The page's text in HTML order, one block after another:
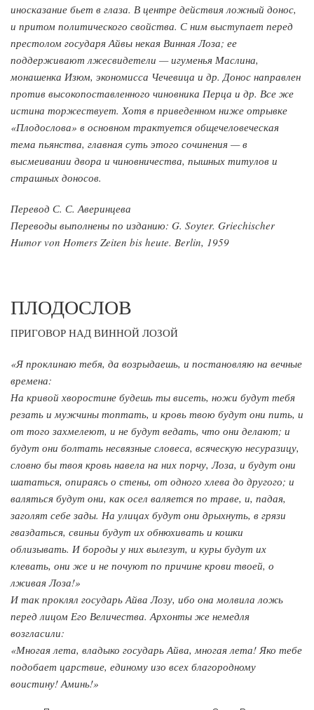
иносказание бьет в глаза. В центре действия ложный донос,
и притом политического свойства. С ним выступает перед
престолом государя Айвы некая Винная Лоза; ее
поддерживают лжесвидетели — игуменья Маслина,
монашенка Изюм, экономисса Чечевица и др. Донос направлен
против высокопоставленного чиновника Перца и др. Все же
истина торжествует. Хотя в приведенном ниже отрывке
«Плодослова» в основном трактуется общечеловеческая
тема пьянства, главная суть этого сочинения — в
высмеивании двора и чиновничества, пышных титулов и
страшных доносов.
Перевод С. С. Аверинцева
Переводы выполнены по изданию: G. Soуter. Griechischer
Humor von Homers Zeiten bis heute. Berlin, 1959
ПЛОДОСЛОВ
ПРИГОВОР НАД ВИННОЙ ЛОЗОЙ
«Я проклинаю тебя, да возрыдаешь, и постановляю на вечные
времена:
На кривой хворостине будешь ты висеть, ножи будут тебя
резать и мужчины топтать, и кровь твою будут они пить, и
от того захмелеют, и не будут ведать, что они делают; и
будут они болтать несвязные словеса, всяческую несуразицу,
словно бы твоя кровь навела на них порчу, Лоза, и будут они
шататься, опираясь о стены, от одного хлева до другого; и
валяться будут они, как осел валяется по траве, и, падая,
заголят себе зады. На улицах будут они дрыхнуть, в грязи
гваздаться, свиньи будут их обнюхивать и кошки
облизывать. И бороды у них вылезут, и куры будут их
клевать, они же и не почуют по причине крови твоей, о
лживая Лоза!»
И так проклял государь Айва Лозу, ибо она молвила ложь
перед лицом Его Величества. Архонты же немедля
возгласили:
«Многая лета, владыко государь Айва, многая лета! Яко тебе
подобает царствие, единому изо всех благородному
воистину! Аминь!»